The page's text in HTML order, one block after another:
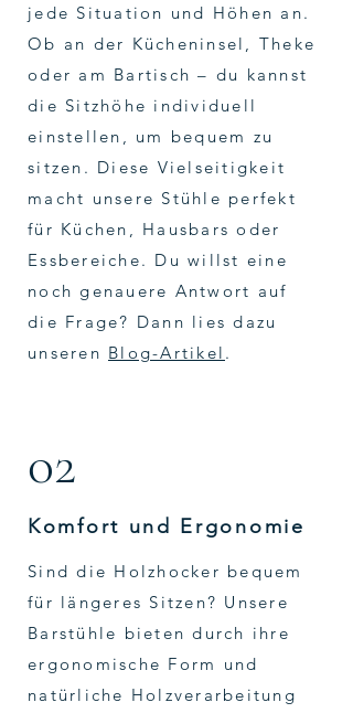
jede Situation und Höhen an.
Ob an der Kücheninsel, Theke
oder am Bartisch – du kannst
die Sitzhöhe individuell
einstellen, um bequem zu
sitzen. Diese Vielseitigkeit
macht unsere Stühle perfekt
für Küchen, Hausbars oder
Essbereiche. Du willst eine
noch genauere Antwort auf
die Frage? Dann lies dazu
unseren Blog-Artikel .
02
Komfort und Ergonomie
Sind die Holzhocker bequem
für längeres Sitzen? Unsere
Barstühle bieten durch ihre
ergonomische Form und
natürliche Holzverarbeitung